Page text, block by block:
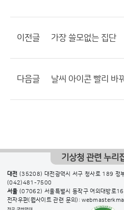
이전글 가장 쓸모없는 집단
다음글 날씨 아이콘 빨리 바
기상청 관련 누리
대전 (35208) 대전광역시 서구 청사로 189 정
(042)481-7500
서울 (07062) 서울특별시 동작구 여의대방로
전자우편(웹사이트 관련 문의):